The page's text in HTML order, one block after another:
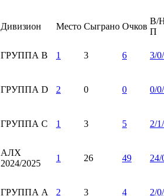
Дивизион Место Сыграно Очков
В/
П
ГРУППА B 1 3 6 3/
ГРУППА D 2 0 0 0/
ГРУППА С 1 3 5 2/
АЛХ
2024/2025
1 26 49 24/
ГРУППА А 2 3 4 2/